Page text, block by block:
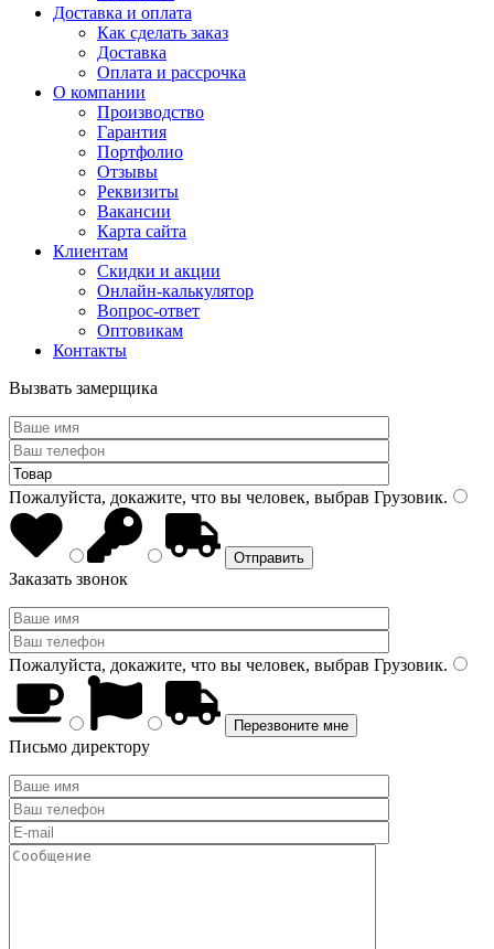
Доставка и оплата
Как сделать заказ
Доставка
Оплата и рассрочка
О компании
Производство
Гарантия
Портфолио
Отзывы
Реквизиты
Вакансии
Карта сайта
Клиентам
Скидки и акции
Онлайн-калькулятор
Вопрос-ответ
Оптовикам
Контакты
Вызвать замерщика
Пожалуйста, докажите, что вы человек, выбрав Грузовик.
Заказать звонок
Пожалуйста, докажите, что вы человек, выбрав Грузовик.
Письмо директору